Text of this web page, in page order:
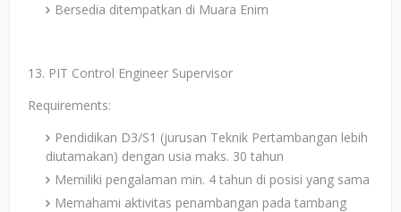
Bersedia ditempatkan di Muara Enim
13. PIT Control Engineer Supervisor
Requirements:
Pendidikan D3/S1 (jurusan Teknik Pertambangan lebih
diutamakan) dengan usia maks. 30 tahun
Memiliki pengalaman min. 4 tahun di posisi yang sama
Memahami aktivitas penambangan pada tambang